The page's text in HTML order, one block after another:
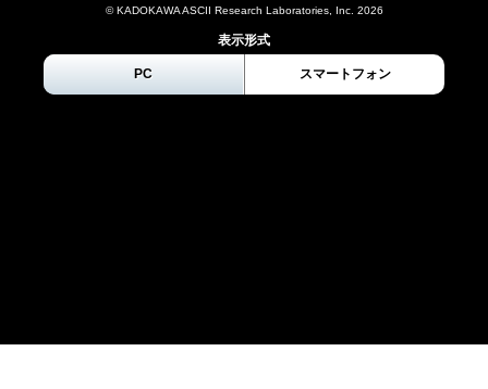
© KADOKAWA ASCII Research Laboratories, Inc. 2026
表示形式
PC スマートフォン